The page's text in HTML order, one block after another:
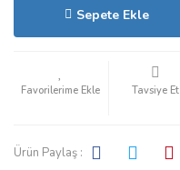
Sepete Ekle
Tavsiye Et
Ürün Paylaş :